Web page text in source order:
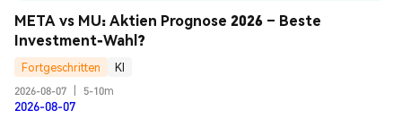
META vs MU: Aktien Prognose 2026 – Beste
Investment-Wahl?
Fortgeschritten
KI
2026-08-07
5-10m
2026-08-07